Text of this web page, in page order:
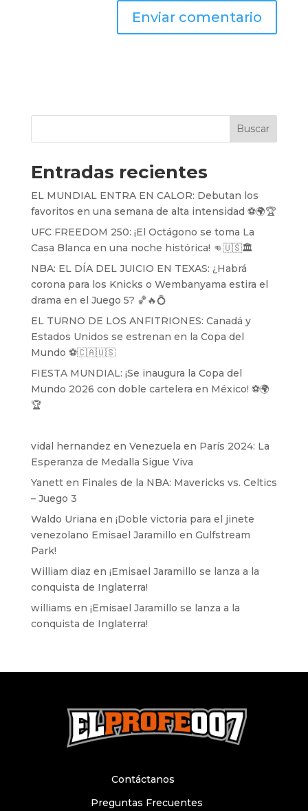
Buscar
Entradas recientes
EL MUNDIAL ENTRA EN CALOR: Debutan los
favoritos en una semana de alta intensidad ⚽️🌍🏆
UFC FREEDOM 250: ¡El Octágono se toma La
Casa Blanca en una noche histórica! 👊🇺🇸🏛️
NBA: EL DÍA DEL JUICIO EN TEXAS: ¿Habrá
corona para los Knicks o Wembanyama estira el
drama en el Juego 5? 🏀🔥💍
EL TURNO DE LOS ANFITRIONES: Canadá y
Estados Unidos se estrenan en la Copa del
Mundo ⚽️🇨🇦🇺🇸
FIESTA MUNDIAL: ¡Se inaugura la Copa del
Mundo 2026 con doble cartelera en México! ⚽️🌍
🏆
vidal hernandez en Venezuela en París 2024: La
Esperanza de Medalla Sigue Viva
Yanetten Finales de la NBA: Mavericks vs. Celtics
– Juego 3
Waldo Uriana en ¡Doble victoria para el jinete
venezolano Emisael Jaramillo en Gulfstream
Park!
William diaz en ¡Emisael Jaramillo se lanza a la
conquista de Inglaterra!
williams en ¡Emisael Jaramillo se lanza a la
conquista de Inglaterra!
Preguntas Frecuentes
Contáctanos